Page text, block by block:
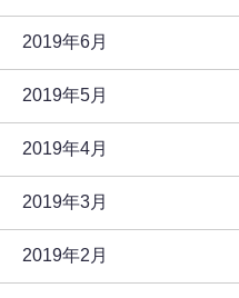
2019年6月
2019年5月
2019年4月
2019年3月
2019年2月